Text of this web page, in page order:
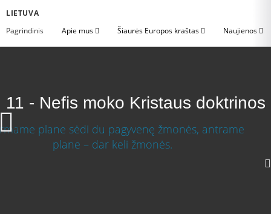
LIETUVA
Pagrindinis
Apie mus Šiaurės Europos kraštas Naujienos
11 - Nefis moko Kristaus doktrinos